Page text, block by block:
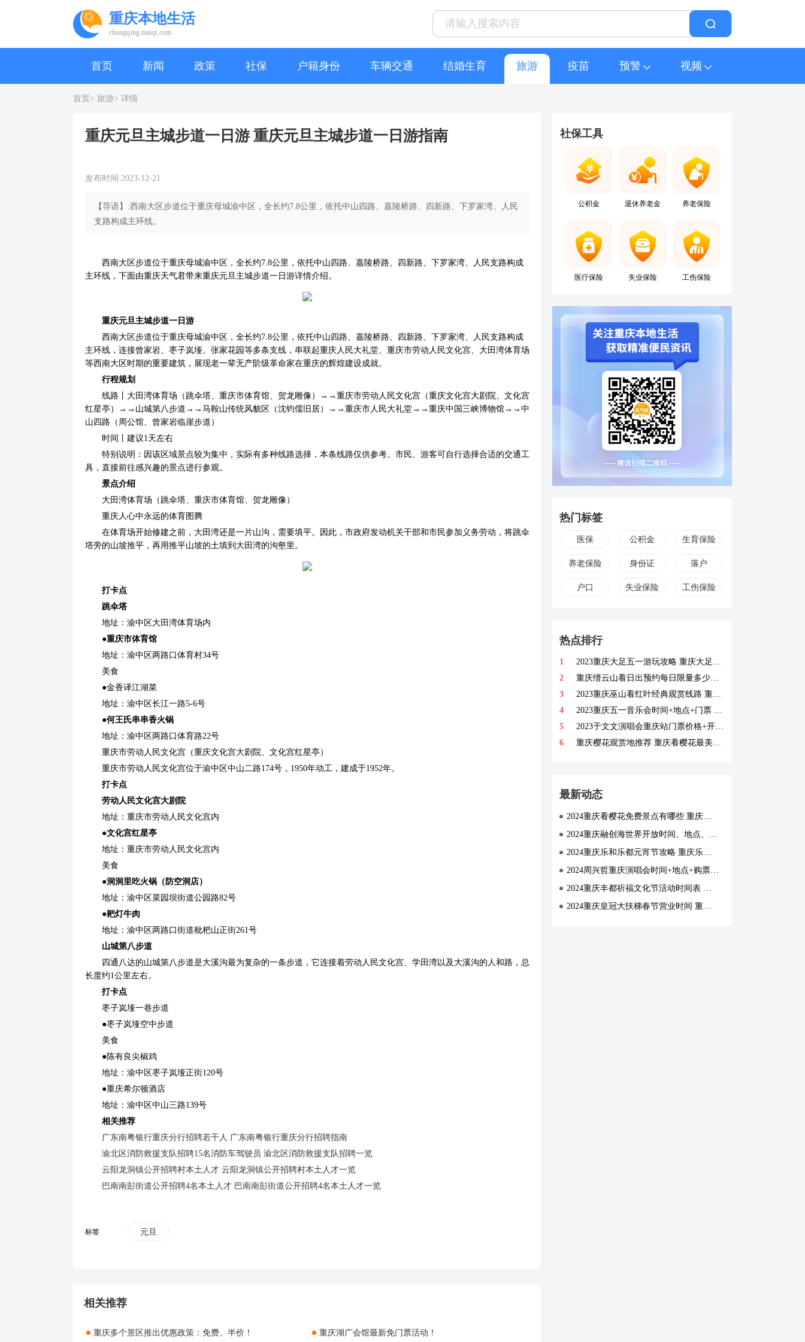
重庆本地生活
chongqing.tianqi.com
首页 新闻 政策 社保 户籍身份 车辆交通 结婚生育 旅游 疫苗 预警 视频
首页> 旅游> 详情
重庆元旦主城步道一日游 重庆元旦主城步道一日游指南
发布时间:2023-12-21
【导语】:西南大区步道位于重庆母城渝中区，全长约7.8公里，依托中山四路、嘉陵桥路、四新路、下罗家湾、人民
支路构成主环线。
西南大区步道位于重庆母城渝中区，全长约7.8公里，依托中山四路、嘉陵桥路、四新路、下罗家湾、人民支路构成
主环线，下面由重庆天气君带来重庆元旦主城步道一日游详情介绍。
重庆元旦主城步道一日游
西南大区步道位于重庆母城渝中区，全长约7.8公里，依托中山四路、嘉陵桥路、四新路、下罗家湾、人民支路构成
主环线，连接曾家岩、枣子岚垭、张家花园等多条支线，串联起重庆人民大礼堂、重庆市劳动人民文化宫、大田湾体育场
等西南大区时期的重要建筑，展现老一辈无产阶级革命家在重庆的辉煌建设成就。
行程规划
线路丨大田湾体育场（跳伞塔、重庆市体育馆、贺龙雕像）→→重庆市劳动人民文化宫（重庆文化宫大剧院、文化宫
红星亭）→→山城第八步道→→马鞍山传统风貌区（沈钧儒旧居）→→重庆市人民大礼堂→→重庆中国三峡博物馆→→中
山四路（周公馆、曾家岩临崖步道）
时间丨建议1天左右
特别说明：因该区域景点较为集中，实际有多种线路选择，本条线路仅供参考。市民、游客可自行选择合适的交通工
具，直接前往感兴趣的景点进行参观。
景点介绍
大田湾体育场（跳伞塔、重庆市体育馆、贺龙雕像）
重庆人心中永远的体育图腾
在体育场开始修建之前，大田湾还是一片山沟，需要填平。因此，市政府发动机关干部和市民参加义务劳动，将跳伞
塔旁的山坡推平，再用推平山坡的土填到大田湾的沟壑里。
打卡点
跳伞塔
地址：渝中区大田湾体育场内
●重庆市体育馆
地址：渝中区两路口体育村34号
美食
●金香译江湖菜
地址：渝中区长江一路5-6号
●何王氏串串香火锅
地址：渝中区两路口体育路22号
重庆市劳动人民文化宫（重庆文化宫大剧院、文化宫红星亭）
重庆市劳动人民文化宫位于渝中区中山二路174号，1950年动工，建成于1952年。
打卡点
劳动人民文化宫大剧院
地址：重庆市劳动人民文化宫内
●文化宫红星亭
地址：重庆市劳动人民文化宫内
美食
●洞洞里吃火锅（防空洞店）
地址：渝中区菜园坝街道公园路82号
●耙灯牛肉
地址：渝中区两路口街道枇杷山正街261号
山城第八步道
四通八达的山城第八步道是大溪沟最为复杂的一条步道，它连接着劳动人民文化宫、学田湾以及大溪沟的人和路，总
长度约1公里左右。
打卡点
枣子岚垭一巷步道
●枣子岚垭空中步道
美食
●陈有良尖椒鸡
地址：渝中区枣子岚垭正街120号
●重庆希尔顿酒店
地址：渝中区中山三路139号
相关推荐
广东南粤银行重庆分行招聘若干人 广东南粤银行重庆分行招聘指南
渝北区消防救援支队招聘15名消防车驾驶员 渝北区消防救援支队招聘一览
云阳龙洞镇公开招聘村本土人才 云阳龙洞镇公开招聘村本土人才一览
巴南南彭街道公开招聘4名本土人才 巴南南彭街道公开招聘4名本土人才一览
标签 元旦
相关推荐
重庆多个景区推出优惠政策：免费、半价！ 重庆湖广会馆最新免门票活动！
社保工具
公积金 退休养老金 养老保险
医疗保险 失业保险 工伤保险
热门标签
医保 公积金 生育保险
养老保险 身份证 落户
户口 失业保险 工伤保险
热点排行
1
2023重庆大足五一游玩攻略 重庆大足旅游必去景点
2
重庆缙云山看日出预约每日限量多少人 重庆缙云山哪里看日出最好
3
2023重庆巫山看红叶经典观赏线路 重庆巫山看红叶自驾路线
4
2023重庆五一音乐会时间+地点+门票 2023重庆五一音乐会时间
5
2023于文文演唱会重庆站门票价格+开票时间 2023于文文演唱会重庆站门票购票须知
6
重庆樱花观赏地推荐 重庆看樱花最美的地方
最新动态
2024重庆看樱花免费景点有哪些 重庆主城区哪里可以看樱花
2024重庆融创海世界开放时间、地点、门票 2024重庆融创海世界开放指南
2024重庆乐和乐都元宵节攻略 重庆乐和乐都元宵节开放时间+优惠门票+活动
2024周兴哲重庆演唱会时间+地点+购票指南 2024周兴哲重庆演唱会介绍
2024重庆丰都祈福文化节活动时间表 重庆丰都祈福文化节活动流程
2024重庆皇冠大扶梯春节营业时间 重庆皇冠大扶梯春节什么时候营业